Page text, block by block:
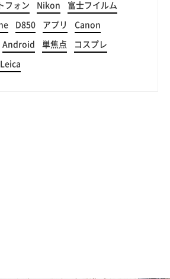
フォン Nikon 富士フイルム
D850 アプリ Canon
Android 単焦点 コスプレ
Leica